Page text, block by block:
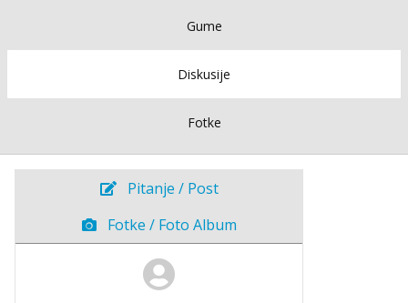
Gume
Diskusije
Fotke
Pitanje / Post
Fotke / Foto Album